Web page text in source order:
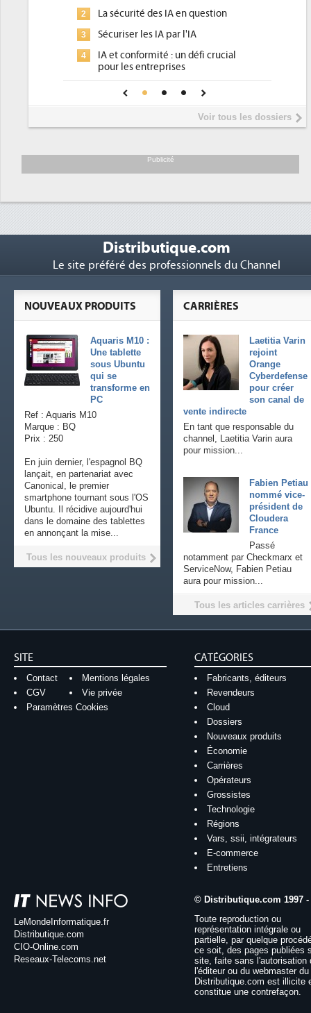
La sécurité des IA en question
Sécuriser les IA par l'IA
IA et conformité : un défi crucial
pour les entreprises
Une IA de confiance pour une IA
2
DEE, une pression
place pour
Phocea DC dans
Interview de
président de
soutient les...
Voir tous les dossiers
Publicité
Distributique.com
Le site préféré des professionnels du Channel
CARRIÈRES
Laetitia Varin
rejoint
Orange
Cyberdefense
pour créer
son canal de
vente indirecte
En tant que responsable du
channel, Laetitia Varin aura
pour mission...
Fabien Petiau
nommé vice-
président de
Cloudera
France
Passé
notamment par Checkmarx et
ServiceNow, Fabien Petiau
aura pour mission...
Tous les articles carrières
NOUVEAUX PRODUITS
Aquaris M10 :
Une tablette
sous Ubuntu
qui se
transforme en
PC
Ref : Aquaris M10
Marque : BQ
Prix : 250
En juin dernier, l'espagnol BQ
lançait, en partenariat avec
Canonical, le premier
smartphone tournant sous l'OS
Ubuntu. Il récidive aujourd'hui
dans le domaine des tablettes
en annonçant la mise...
Tous les nouveaux produits
SITE
Contact
Mentions légales
CGV
Vie privée
Paramètres Cookies
CATÉGORIES
Fabricants, éditeurs
Revendeurs
Cloud
Dossiers
Nouveaux produits
Économie
Carrières
Opérateurs
Grossistes
Technologie
Régions
Vars, ssii, intégrateurs
E-commerce
Entretiens
LeMondeInformatique.fr
Distributique.com
CIO-Online.com
Reseaux-Telecoms.net
© Distributique.com 1997 -
Toute reproduction ou
représentation intégrale ou
partielle, par quelque
ce soit, des pages publiées
site, faite sans l'autorisation
l'éditeur ou du webmaster
Distributique.com est illicite
constitue une contrefaçon.